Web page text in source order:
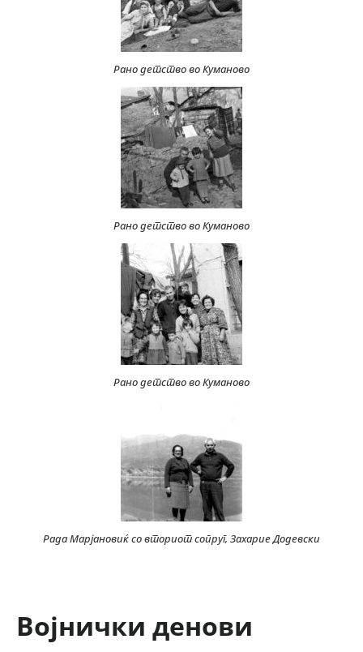
Рано детство во Куманово
Рано детство во Куманово
Рано детство во Куманово
Рада Марјановиќ со вториот сопруг, Захарие Додевски
Војнички денови